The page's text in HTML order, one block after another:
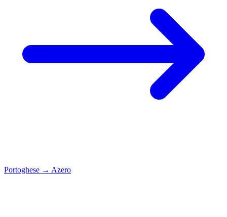
Portoghese → Azero